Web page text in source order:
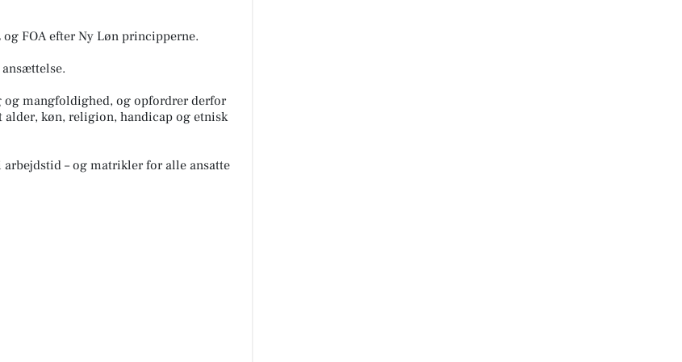
FOA efter Ny Løn principperne.
mangfoldighed, og opfordrer derfor
alder, køn, religion, handicap og etnisk
– og matrikler for alle ansatte